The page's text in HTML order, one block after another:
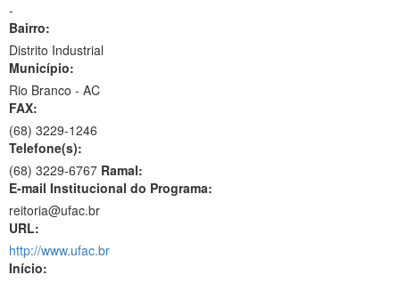
-
Bairro:
Distrito Industrial
Município:
Rio Branco - AC
FAX:
(68) 3229-1246
Telefone(s):
(68) 3229-6767 Ramal:
E-mail Institucional do Programa:
reitoria@ufac.br
URL:
http://www.ufac.br
Início: